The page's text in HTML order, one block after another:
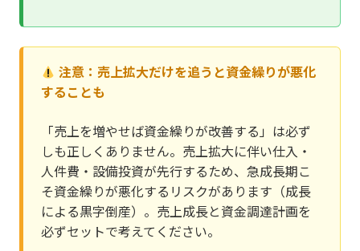
注意：売上拡大だけを追うと資金繰りが悪化
することも
「売上を増やせば資金繰りが改善する」は必ず
しも正しくありません。売上拡大に伴い仕入・
人件費・設備投資が先行するため、急成長期こ
そ資金繰りが悪化するリスクがあります（成長
による黒字倒産）。売上成長と資金調達計画を
必ずセットで考えてください。